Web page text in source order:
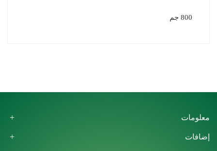
800 جم
معلومات
إضافات